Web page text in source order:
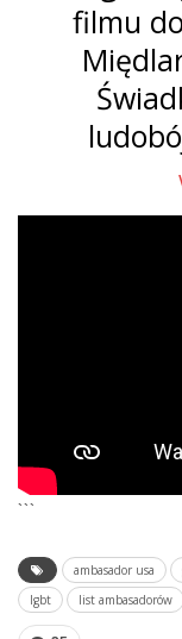
filmu
```
ambasador usa
lgbt
list ambasadorów